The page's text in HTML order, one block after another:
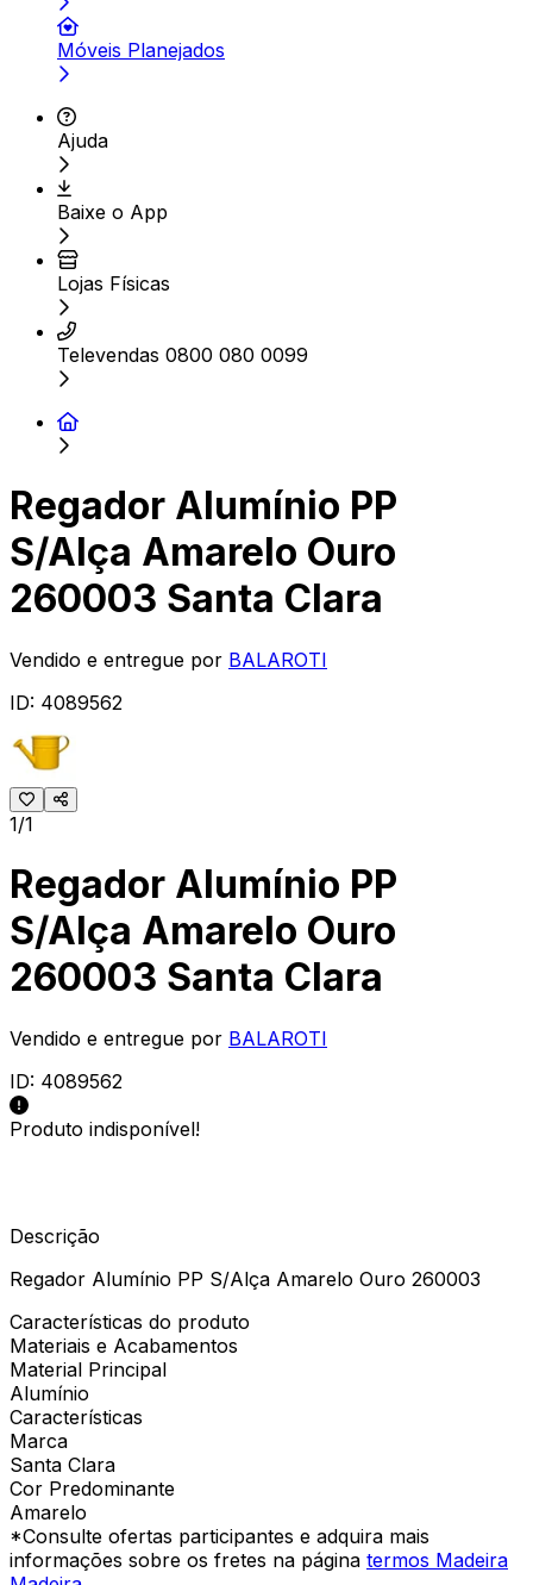
Móveis Planejados
Ajuda
Baixe o App
Lojas Físicas
Televendas 0800 080 0099
Regador Alumínio PP
S/Alça Amarelo Ouro
260003 Santa Clara
Vendido e entregue por BALAROTI
ID: 4089562
1/1
Regador Alumínio PP
S/Alça Amarelo Ouro
260003 Santa Clara
Vendido e entregue por BALAROTI
ID: 4089562
Produto indisponível!
Descrição
Regador Alumínio PP S/Alça Amarelo Ouro 260003
Características do produto
Materiais e Acabamentos
Material Principal
Alumínio
Características
Marca
Santa Clara
Cor Predominante
Amarelo
*Consulte ofertas participantes e adquira mais
informações sobre os fretes na página termos Madeira